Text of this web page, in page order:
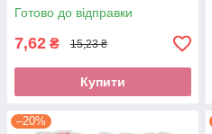
Готово до відправки
7,62 ₴ 15,23 ₴
Купити
–20%